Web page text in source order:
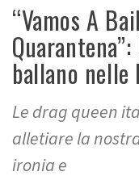
“Vamos A
ballano nelle
Le drag queen
alletiare la
ironia e